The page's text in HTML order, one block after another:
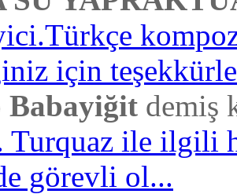
için
Babayiğit demiş
Turquaz ile ilgili
görevli ol...